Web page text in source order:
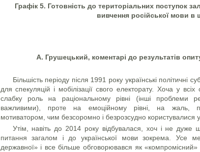
Графік 5. Готовність до територіальних поступок
вивчення російської мови в
А. Грушецький, коментарі до результатів
Більшість періоду після 1991 року українські політичні
для спекуляцій і мобілізації свого електорату. Хоча у
слабку роль на раціональному рівні (інші проблеми
важливими), проте на емоційному рівні, на жаль,
мотиватором, чим безсоромно і безрозсудно користувалися
Утім, навіть до 2014 року відбувалася, хоч і не дуже
питання загалом і до української мови зокрема. Усе
державної» і все більше обговорювався як «компромісний»